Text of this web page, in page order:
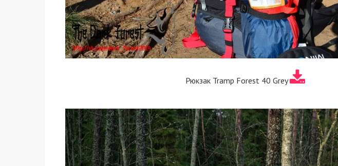
Рюкзак Tramp Forest 40 Grey